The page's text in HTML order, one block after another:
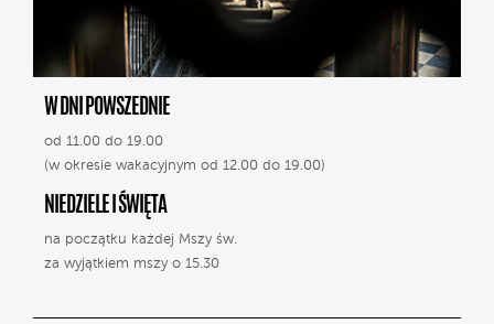
W DNI POWSZEDNIE
od 11.00 do 19.00
(w okresie wakacyjnym od 12.00 do 19.00)
NIEDZIELE I ŚWIĘTA
na początku każdej Mszy św.
za wyjątkiem mszy o 15.30